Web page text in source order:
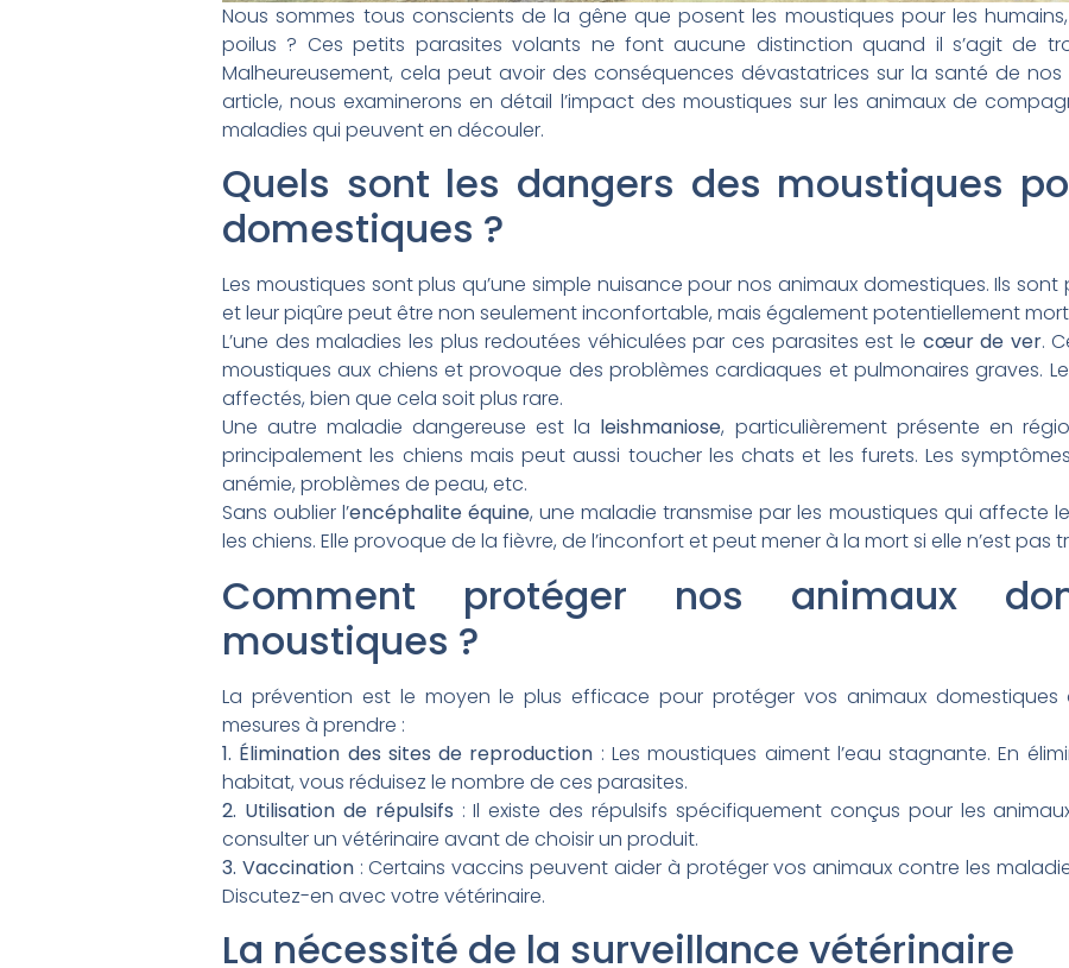
Nous sommes tous conscients de la gêne que posent les moustiques pour les
poilus ? Ces petits parasites volants ne font aucune distinction quand il s’agit de
Malheureusement, cela peut avoir des conséquences dévastatrices sur la santé de
article, nous examinerons en détail l’impact des moustiques sur les animaux de
maladies qui peuvent en découler.
Quels sont les dangers des moustiques
domestiques ?
Les moustiques sont plus qu’une simple nuisance pour nos animaux domestiques. Ils
et leur piqûre peut être non seulement inconfortable, mais également potentiellement
L’une des maladies les plus redoutées véhiculées par ces parasites est le cœur de ver.
moustiques aux chiens et provoque des problèmes cardiaques et pulmonaires graves.
affectés, bien que cela soit plus rare.
Une autre maladie dangereuse est la leishmaniose, particulièrement présente en
principalement les chiens mais peut aussi toucher les chats et les furets. Les
anémie, problèmes de peau, etc.
Sans oublier l’encéphalite équine, une maladie transmise par les moustiques qui affecte
les chiens. Elle provoque de la fièvre, de l’inconfort et peut mener à la mort si elle n’est pas
Comment protéger nos animaux
moustiques ?
La prévention est le moyen le plus efficace pour protéger vos animaux domestiques
mesures à prendre :
1. Élimination des sites de reproduction : Les moustiques aiment l’eau stagnante. En
habitat, vous réduisez le nombre de ces parasites.
2. Utilisation de répulsifs : Il existe des répulsifs spécifiquement conçus pour les
consulter un vétérinaire avant de choisir un produit.
3. Vaccination: Certains vaccins peuvent aider à protéger vos animaux contre les
Discutez-en avec votre vétérinaire.
La nécessité de la surveillance vétérinaire